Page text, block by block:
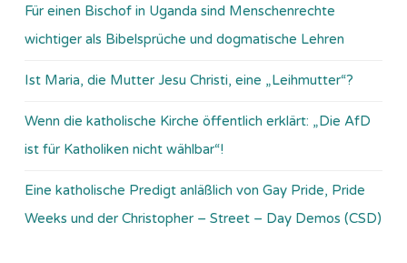
Für einen Bischof in Uganda sind Menschenrechte
wichtiger als Bibelsprüche und dogmatische Lehren
Ist Maria, die Mutter Jesu Christi, eine „Leihmutter“?
Wenn die katholische Kirche öffentlich erklärt: „Die AfD
ist für Katholiken nicht wählbar“!
Eine katholische Predigt anläßlich von Gay Pride, Pride
Weeks und der Christopher – Street – Day Demos (CSD)